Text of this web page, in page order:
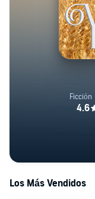
Los Más Vendidos